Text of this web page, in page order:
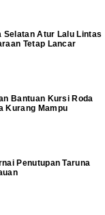
Atur Lalu Lintas
Tetap Lancar
Bantuan Kursi Roda
Kurang Mampu
Penutupan Taruna